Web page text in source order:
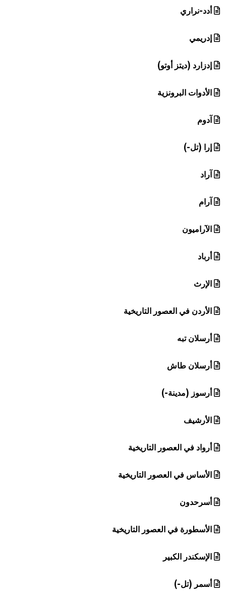
أدد-نراري
إدريمي
إدزارد (ديتز أوتو)
الأدوات البرونزية
آدوم
إرا (تل-)
آراد
آرام
الآراميون
أرباد
الإرث
الأردن في العصور التاريخية
أرسلان تبه
أرسلان طاش
أرسوز (مدينة-)
الأرشيف
أرواد في العصور التاريخية
الأساس في العصور التاريخية
أسرحدون
الأسطورة في العصور التاريخية
الإسكندر الكبير
أسمر (تل-)